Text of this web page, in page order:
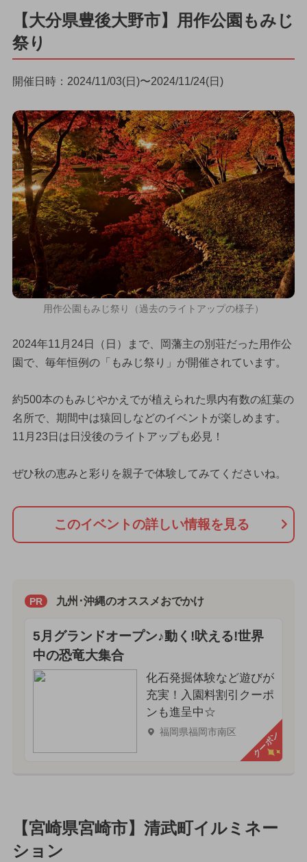
【大分県豊後大野市】用作公園もみじ
祭り
開催日時：2024/11/03(日)〜2024/11/24(日)
用作公園もみじ祭り（過去のライトアップの様子）
2024年11月24日（日）まで、岡藩主の別荘だった用作公
園で、毎年恒例の「もみじ祭り」が開催されています。
約500本のもみじやかえでが植えられた県内有数の紅葉の
名所で、期間中は猿回しなどのイベントが楽しめます。
11月23日は日没後のライトアップも必見！
ぜひ秋の恵みと彩りを親子で体験してみてくださいね。
このイベントの詳しい情報を見る
PR 九州･沖縄のオススメおでかけ
5月グランドオープン♪動く!吠える!世界
中の恐竜大集合
化石発掘体験など遊びが
充実！入園料割引クーポ
ンも進呈中☆
福岡県福岡市南区 クーポン
【宮崎県宮崎市】清武町イルミネー
ション